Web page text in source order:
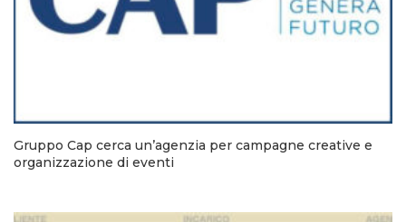
Gruppo Cap cerca un’agenzia per campagne creative e
organizzazione di eventi